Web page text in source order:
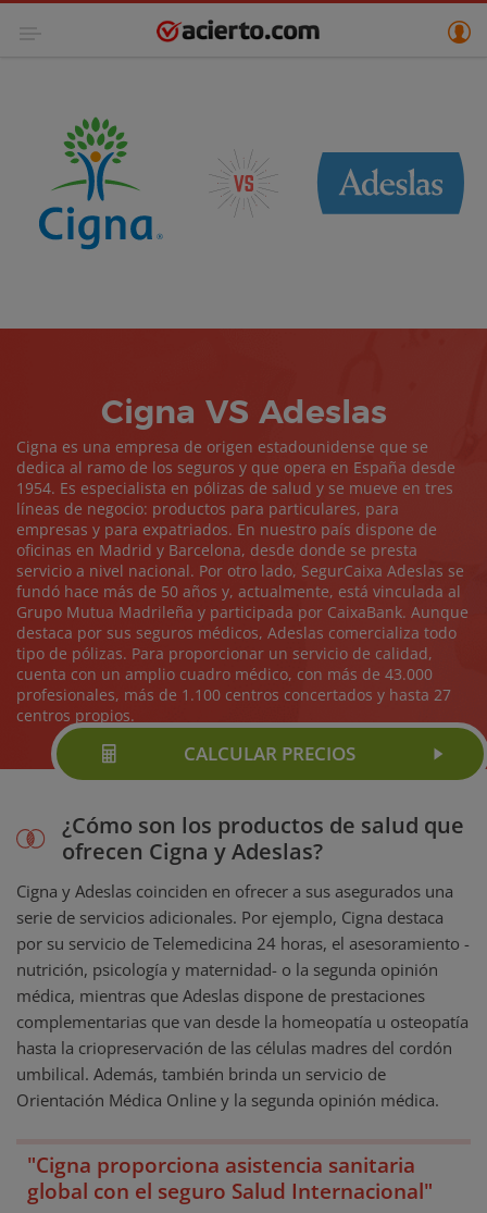
Cigna VS Adeslas
Cigna es una empresa de origen estadounidense que se
dedica al ramo de los seguros y que opera en España desde
1954. Es especialista en pólizas de salud y se mueve en tres
líneas de negocio: productos para particulares, para
empresas y para expatriados. En nuestro país dispone de
oficinas en Madrid y Barcelona, desde donde se presta
servicio a nivel nacional. Por otro lado, SegurCaixa Adeslas se
fundó hace más de 50 años y, actualmente, está vinculada al
Grupo Mutua Madrileña y participada por CaixaBank. Aunque
destaca por sus seguros médicos, Adeslas comercializa todo
tipo de pólizas. Para proporcionar un servicio de calidad,
cuenta con un amplio cuadro médico, con más de 43.000
profesionales, más de 1.100 centros concertados y hasta 27
centros propios.
CALCULAR PRECIOS
¿Cómo son los productos de salud que
ofrecen Cigna y Adeslas?
Cigna y Adeslas coinciden en ofrecer a sus asegurados una
serie de servicios adicionales. Por ejemplo, Cigna destaca
por su servicio de Telemedicina 24 horas, el asesoramiento -
nutrición, psicología y maternidad- o la segunda opinión
médica, mientras que Adeslas dispone de prestaciones
complementarias que van desde la homeopatía u osteopatía
hasta la criopreservación de las células madres del cordón
umbilical. Además, también brinda un servicio de
Orientación Médica Online y la segunda opinión médica.
"Cigna proporciona asistencia sanitaria
global con el seguro Salud Internacional"